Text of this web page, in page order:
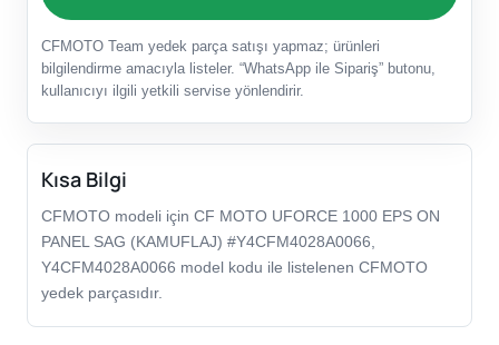
CFMOTO Team yedek parça satışı yapmaz; ürünleri
bilgilendirme amacıyla listeler. “WhatsApp ile Sipariş” butonu,
kullanıcıyı ilgili yetkili servise yönlendirir.
Kısa Bilgi
CFMOTO modeli için CF MOTO UFORCE 1000 EPS ON
PANEL SAG (KAMUFLAJ) #Y4CFM4028A0066,
Y4CFM4028A0066 model kodu ile listelenen CFMOTO
yedek parçasıdır.